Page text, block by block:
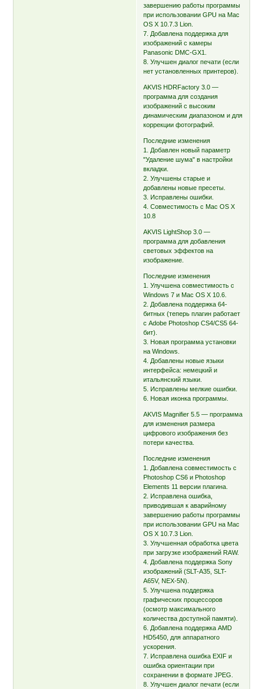
завершению работы программы
при использовании GPU на Mac
OS X 10.7.3 Lion.
7. Добавлена поддержка для
изображений с камеры
Panasonic DMC-GX1.
8. Улучшен диалог печати (если
нет установленных принтеров).
AKVIS HDRFactory 3.0 —
программа для создания
изображений с высоким
динамическим диапазоном и для
коррекции фотографий.
Последние изменения
1. Добавлен новый параметр
"Удаление шума" в настройки
вкладки.
2. Улучшены старые и
добавлены новые пресеты.
3. Исправлены ошибки.
4. Совместимость с Mac OS X
10.8
AKVIS LightShop 3.0 —
программа для добавления
световых эффектов на
изображение.
Последние изменения
1. Улучшена совместимость с
Windows 7 и Mac OS X 10.6.
2. Добавлена поддержка 64-
битных (теперь плагин работает
с Adobe Photoshop CS4/CS5 64-
бит).
3. Новая программа установки
на Windows.
4. Добавлены новые языки
интерфейса: немецкий и
итальянский языки.
5. Исправлены мелкие ошибки.
6. Новая иконка программы.
AKVIS Magnifier 5.5 — программа
для изменения размера
цифрового изображения без
потери качества.
Последние изменения
1. Добавлена совместимость с
Photoshop CS6 и Photoshop
Elements 11 версии плагина.
2. Исправлена ошибка,
приводившая к аварийному
завершению работы программы
при использовании GPU на Mac
OS X 10.7.3 Lion.
3. Улучшенная обработка цвета
при загрузке изображений RAW.
4. Добавлена поддержка Sony
изображений (SLT-A35, SLT-
A65V, NEX-5N).
5. Улучшена поддержка
графических процессоров
(осмотр максимального
количества доступной памяти).
6. Добавлена поддержка AMD
HD5450, для аппаратного
ускорения.
7. Исправлена ошибка EXIF и
ошибка ориентации при
сохранении в формате JPEG.
8. Улучшен диалог печати (если